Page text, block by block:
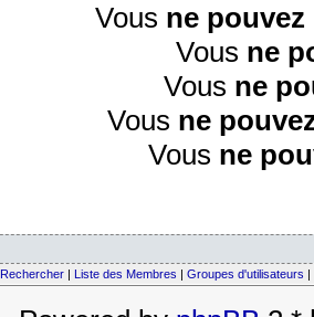
Vous ne pouvez
Vous ne
Vous ne
Vous ne
Vous ne
Rechercher | Liste des Membres | Groupes d'utilisateurs |